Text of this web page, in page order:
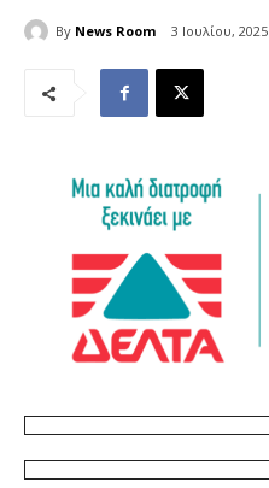
By News Room 3 Ιουλίου, 2025